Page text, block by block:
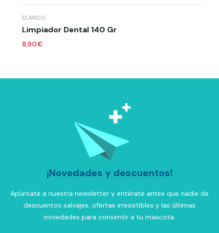
ELANCO
Limpiador Dental 140 Gr
8,90 €
¡Novedades y descuentos!
Apúntate a nuestra newsletter y entérate antes que nadie de
descuentos salvajes, ofertas irresistibles y las últimas
novedades para consentir a tu mascota.